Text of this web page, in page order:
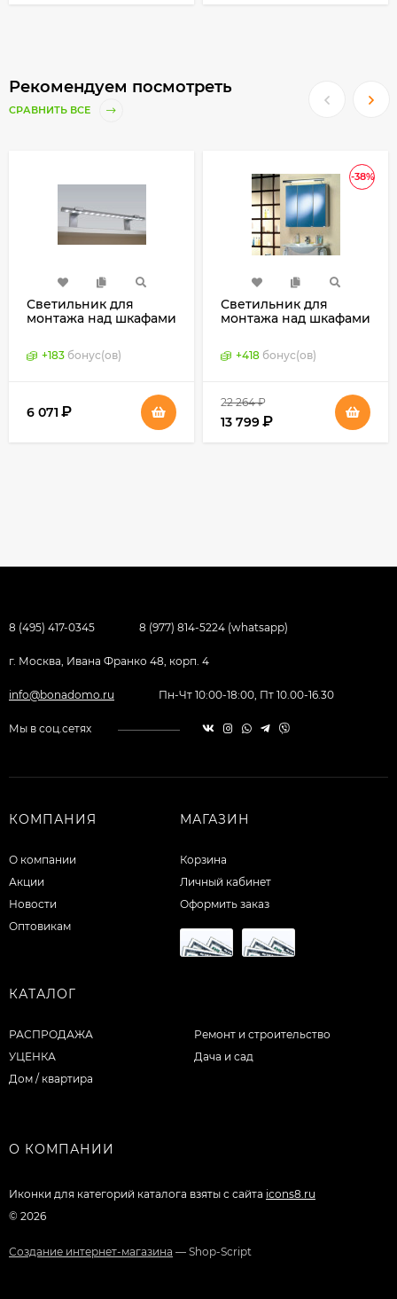
Рекомендуем посмотреть
СРАВНИТЬ ВСЕ
Светильник для
монтажа над шкафами
Германия)
+183 бонус(ов)
6 071 ₽
-38%
Светильник для
монтажа над шкафами
Германия)
+418 бонус(ов)
22 264 ₽
13 799₽
8 (495) 417-0345 8 (977) 814-5224 (whatsapp)
г. Москва, Ивана Франко 48, корп. 4
info@bonadomo.ru Пн-Чт 10:00-18:00, Пт 10.00-16.30
Мы в соц.сетях
КОМПАНИЯ
О компании
Акции
Новости
Оптовикам
МАГАЗИН
Корзина
Личный кабинет
Оформить заказ
КАТАЛОГ
РАСПРОДАЖА
УЦЕНКА
Дом / квартира
Ремонт и строительство
Дача и сад
О КОМПАНИИ
Иконки для категорий каталога взяты с сайта icons8.ru
© 2026
Создание интернет-магазина — Shop-Script